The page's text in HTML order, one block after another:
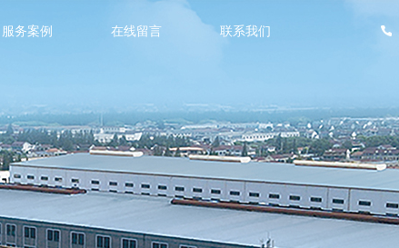
服务案例 在线留言 联系我们